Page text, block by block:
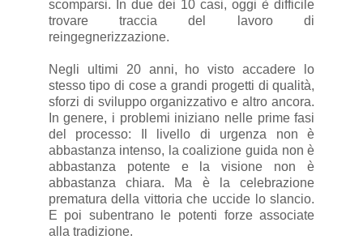
scomparsi. In due dei 10 casi, oggi è difficile
trovare traccia del lavoro di
reingegnerizzazione.
Negli ultimi 20 anni, ho visto accadere lo
stesso tipo di cose a grandi progetti di qualità,
sforzi di sviluppo organizzativo e altro ancora.
In genere, i problemi iniziano nelle prime fasi
del processo: Il livello di urgenza non è
abbastanza intenso, la coalizione guida non è
abbastanza potente e la visione non è
abbastanza chiara. Ma è la celebrazione
prematura della vittoria che uccide lo slancio.
E poi subentrano le potenti forze associate
alla tradizione.